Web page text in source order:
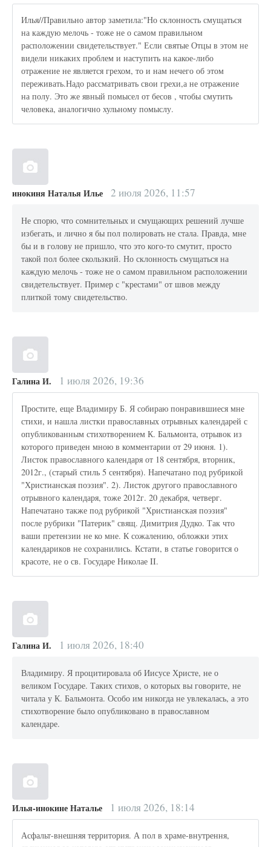
Илья//Правильно автор заметила:"Но склонность смущаться
на каждую мелочь - тоже не о самом правильном
расположении свидетельствует." Если святые Отцы в этом не
видели никаких проблем и наступить на какое-либо
отражение не является грехом, то и нам нечего об этом
переживать.Надо рассматривать свои грехи,а не отражение
на полу. Это же явный помысел от бесов , чтобы смутить
человека, аналогично хульному помыслу.
инокиня Наталья Илье 2 июля 2026, 11:57
Не спорю, что сомнительных и смущающих решений лучше
избегать, и лично я бы пол полировать не стала. Правда, мне
бы и в голову не пришло, что это кого-то смутит, просто
такой пол более скользкий. Но склонность смущаться на
каждую мелочь - тоже не о самом правильном расположении
свидетельствует. Пример с "крестами" от швов между
плиткой тому свидетельство.
Галина И. 1 июля 2026, 19:36
Простите, еще Владимиру Б. Я собираю понравившиеся мне
стихи, и нашла листки православных отрывных календарей с
опубликованным стихотворением К. Бальмонта, отрывок из
которого приведен мною в комментарии от 29 июня. 1).
Листок православного календаря от 18 сентября, вторник,
2012г., (старый стиль 5 сентября). Напечатано под рубрикой
"Христианская поэзия". 2). Листок другого православного
отрывного календаря, тоже 2012г. 20 декабря, четверг.
Напечатано также под рубрикой "Христианская поэзия"
после рубрики "Патерик" свящ. Димитрия Дудко. Так что
ваши претензии не ко мне. К сожалению, обложки этих
календариков не сохранились. Кстати, в статье говорится о
красоте, не о св. Государе Николае II.
Галина И. 1 июля 2026, 18:40
Владимиру. Я процитировала об Иисусе Христе, не о
великом Государе. Таких стихов, о которых вы говорите, не
читала у К. Бальмонта. Особо им никогда не увлекалась, а это
стихотворение было опубликовано в православном
календаре.
Илья-инокине Наталье 1 июля 2026, 18:14
Асфальт-внешняя территория. А пол в храме-внутрення,